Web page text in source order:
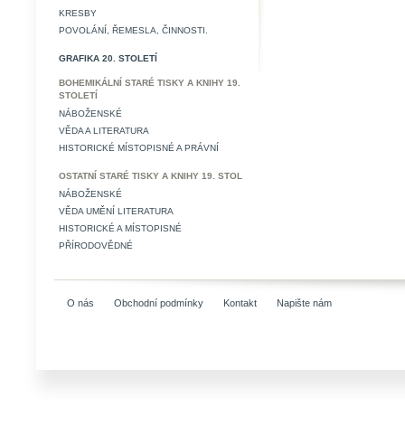
KRESBY
POVOLÁNÍ, ŘEMESLA, ČINNOSTI.
GRAFIKA 20. STOLETÍ
BOHEMIKÁLNÍ STARÉ TISKY A KNIHY 19.
STOLETÍ
NÁBOŽENSKÉ
VĚDA A LITERATURA
HISTORICKÉ MÍSTOPISNÉ A PRÁVNÍ
OSTATNÍ STARÉ TISKY A KNIHY 19. STOL
NÁBOŽENSKÉ
VĚDA UMĚNÍ LITERATURA
HISTORICKÉ A MÍSTOPISNÉ
PŘÍRODOVĚDNÉ
O nás Obchodní podmínky Kontakt Napište nám